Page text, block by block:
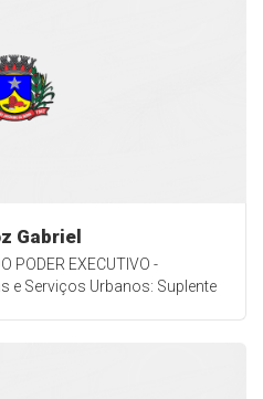
Gabriel
PODER EXECUTIVO -
e Serviços Urbanos: Suplente